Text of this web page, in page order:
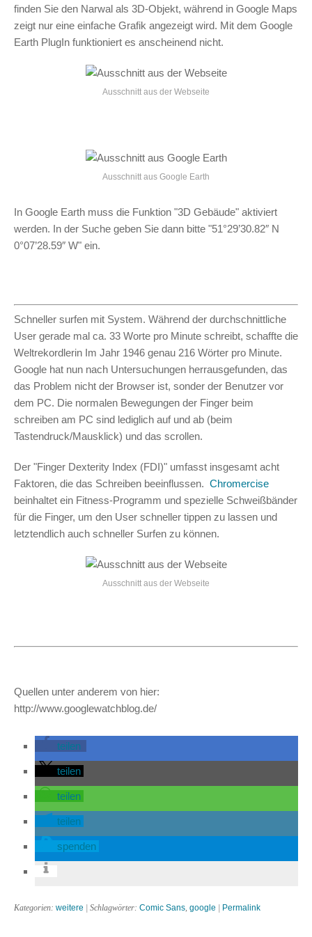
finden Sie den Narwal als 3D-Objekt, während in Google Maps
zeigt nur eine einfache Grafik angezeigt wird. Mit dem Google
Earth PlugIn funktioniert es anscheinend nicht.
Ausschnitt aus der Webseite
Ausschnitt aus Google Earth
In Google Earth muss die Funktion "3D Gebäude" aktiviert
werden. In der Suche geben Sie dann bitte "51°29’30.82″ N
0°07’28.59″ W" ein.
Schneller surfen mit System. Während der durchschnittliche
User gerade mal ca. 33 Worte pro Minute schreibt, schaffte die
Weltrekordlerin Im Jahr 1946 genau 216 Wörter pro Minute.
Google hat nun nach Untersuchungen herrausgefunden, das
das Problem nicht der Browser ist, sonder der Benutzer vor
dem PC. Die normalen Bewegungen der Finger beim
schreiben am PC sind lediglich auf und ab (beim
Tastendruck/Mausklick) und das scrollen.
Der "Finger Dexterity Index (FDI)" umfasst insgesamt acht
Faktoren, die das Schreiben beeinflussen. Chromercise
beinhaltet ein Fitness-Programm und spezielle Schweißbänder
für die Finger, um den User schneller tippen zu lassen und
letztendlich auch schneller Surfen zu können.
Ausschnitt aus der Webseite
Quellen unter anderem von hier:
http://www.googlewatchblog.de/
teilen
teilen
teilen
teilen
spenden
Kategorien: weitere | Schlagwörter: Comic Sans google | Permalink